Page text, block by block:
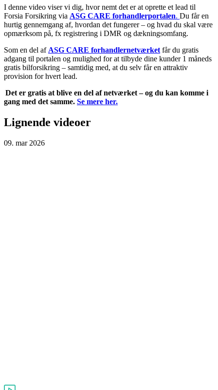
I denne video viser vi dig, hvor nemt det er at oprette et lead til
Forsia Forsikring via ASG CARE forhandlerportalen. Du får en
hurtig gennemgang af, hvordan det fungerer – og hvad du skal være
opmærksom på, fx registrering i DMR og dækningsomfang.
Som en del af ASG CARE forhandlernetværket får du gratis
adgang til portalen og mulighed for at tilbyde dine kunder 1 måneds
gratis bilforsikring – samtidig med, at du selv får en attraktiv
provision for hvert lead.
Det er gratis at blive en del af netværket – og du kan komme i
gang med det samme. Se mere her.
Lignende videoer
09. mar 2026